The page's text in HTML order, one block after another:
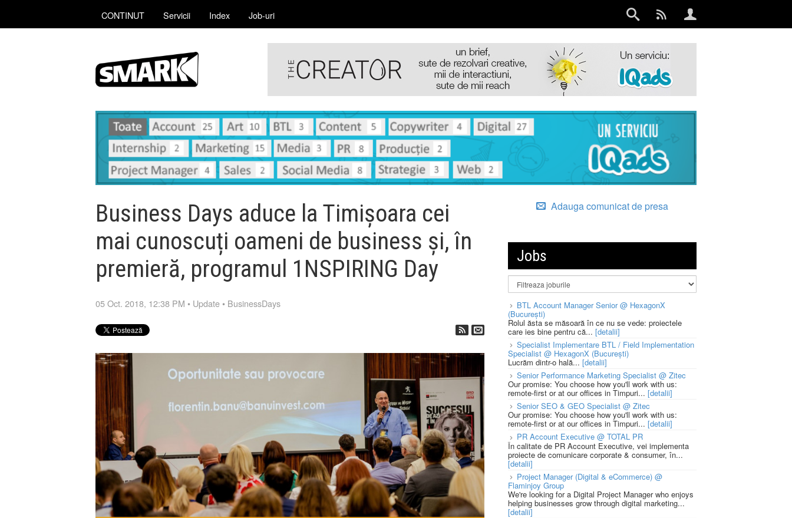
CONTINUT Servicii Index Job-uri
Business Days aduce la Timișoara cei
mai cunoscuți oameni de business și, în
premieră, programul 1NSPIRING Day
05 Oct. 2018, 12:38 PM • Update • BusinessDays
Adauga comunicat de presa
Jobs
BTL Account Manager Senior @ HexagonX
(București)
Rolul ăsta se măsoară în ce nu se vede: proiectele
care ies bine pentru că... [detalii]
Specialist Implementare BTL / Field Implementation
Specialist @ HexagonX (București)
Lucrăm dintr-o hală... [detalii]
Senior Performance Marketing Specialist @ Zitec
Our promise: You choose how you'll work with us:
remote-first or at our offices in Timpuri... [detalii]
Senior SEO & GEO Specialist @ Zitec
Our promise: You choose how you'll work with us:
remote-first or at our offices in Timpuri... [detalii]
PR Account Executive @ TOTAL PR
În calitate de PR Account Executive, vei implementa
proiecte de comunicare corporate & consumer, în...
[detalii]
Project Manager (Digital & eCommerce) @
Flaminjoy Group
We're looking for a Digital Project Manager who enjoys
helping businesses grow through digital marketing...
[detalii]